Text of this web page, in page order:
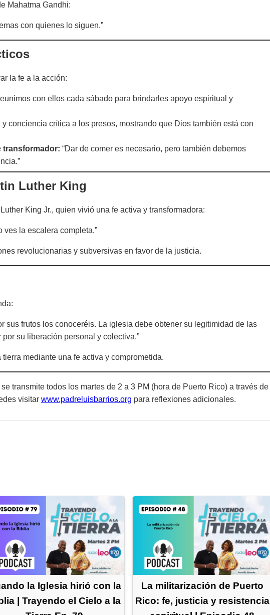
Mahatma Gandhi:
con quienes lo siguen.”
la fe a la acción:
con ellos cada sábado para brindarles apoyo espiritual y
y conciencia crítica a los presos, mostrando que Dios también está con
transformador: “Dar de comer es necesario, pero también debemos
Luther King
King Jr., quien vivió una fe activa y transformadora:
ves la escalera completa.”
revolucionarias y subversivas en favor de la justicia.
sus frutos los conoceréis. La iglesia debe obtener su legitimidad de las
su liberación personal y colectiva.”
mediante una fe activa y comprometida.
transmite todos los martes de 2 a 3 PM (hora de Puerto Rico) a través de
visitar www.padreluisbarrios.org para reflexiones adicionales.
la Iglesia hirió con la
| Trayendo el Cielo a la
La militarización de Puerto
Rico: fe, justicia y resistencia